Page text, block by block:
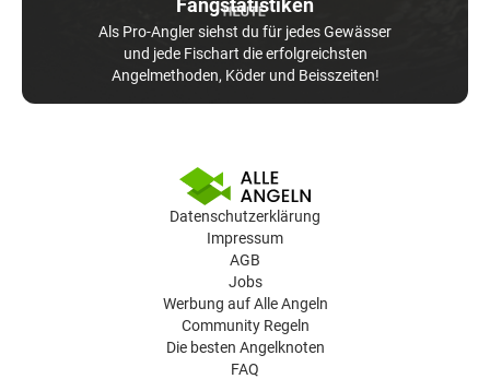
Als Pro-Angler siehst du für jedes Gewässer
und jede Fischart die erfolgreichsten
Angelmethoden, Köder und Beisszeiten!
Datenschutzerklärung
Impressum
AGB
Jobs
Werbung auf Alle Angeln
Community Regeln
Die besten Angelknoten
FAQ